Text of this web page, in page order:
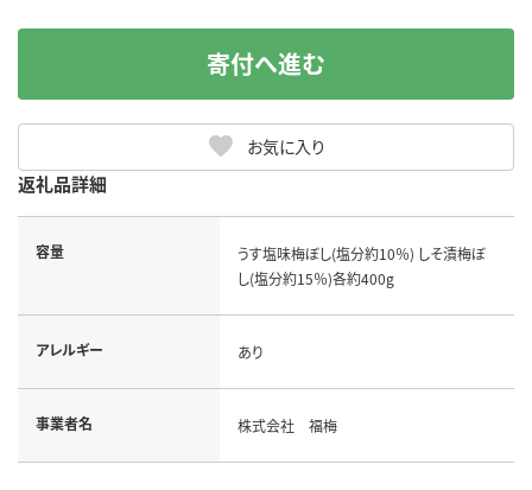
お気に入り
寄付へ進む
返礼品詳細
容量
うす塩味梅ぼし(塩分約10％) しそ漬梅ぼ
し(塩分約15％)各約400g
アレルギー あり
事業者名 株式会社 福梅